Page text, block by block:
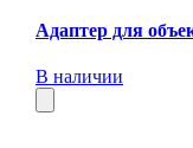
Адаптер для
В наличии